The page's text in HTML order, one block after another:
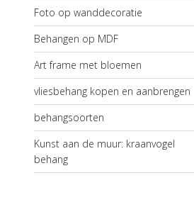
Foto op wanddecoratie
Behangen op MDF
Art frame met bloemen
vliesbehang kopen en aanbrengen
behangsoorten
Kunst aan de muur: kraanvogel
behang